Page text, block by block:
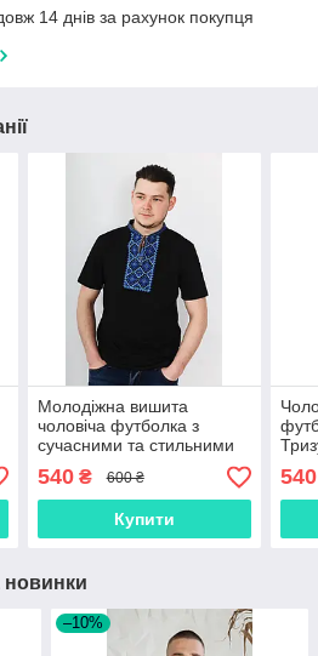
14 днів за рахунок покупця
Молодіжна вишита
чоловіча футболка з
сучасними та стильними
кольорами вишивки ЧФ-09
540₴ 600 ₴
Купити
540
новинки
–10%